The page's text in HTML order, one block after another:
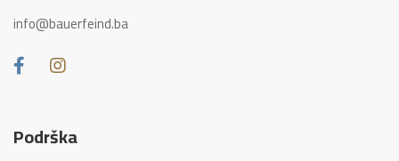
info@bauerfeind.ba
Podrška